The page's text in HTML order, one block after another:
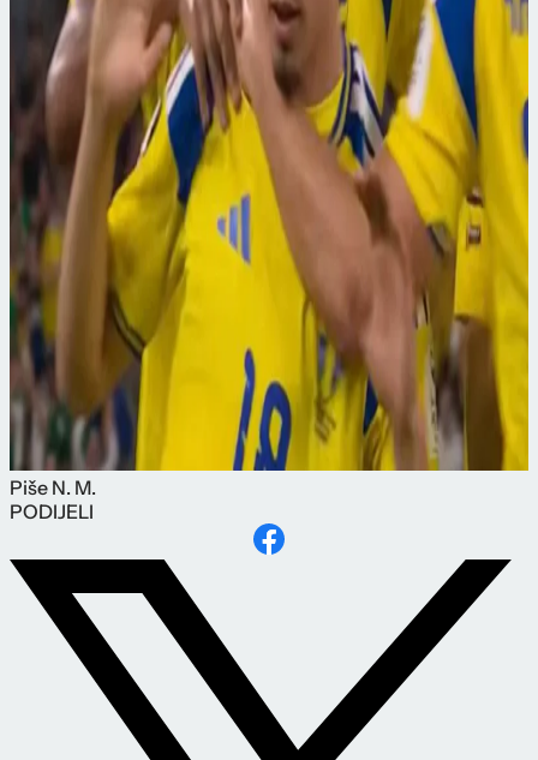
Piše N. M.
PODIJELI